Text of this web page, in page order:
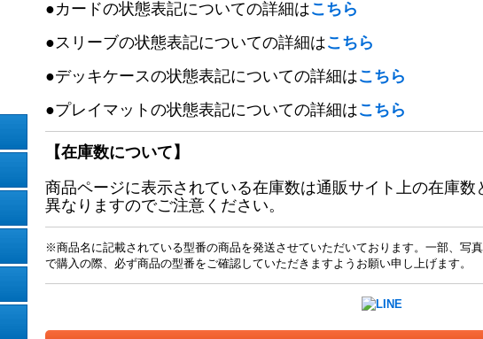
●カードの状態表記についての詳細はこちら
●スリーブの状態表記についての詳細はこちら
●デッキケースの状態表記についての詳細はこちら
●プレイマットの状態表記についての詳細はこちら
【在庫数について】
商品ページに表示されている在庫数は通販サイト上の在庫
異なりますのでご注意ください。
※商品名に記載されている型番の商品を発送させていただいております。一部、写
で購入の際、必ず商品の型番をご確認していただきますようお願い申し上げます。